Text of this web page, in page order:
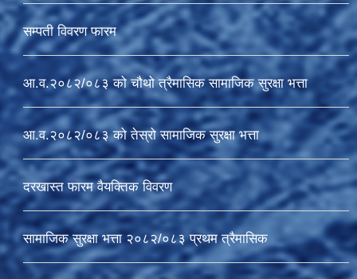
सम्पती विवरण फारम
आ.व.२०८२/०८३ को चौथो त्रैमासिक सामाजिक सुरक्षा भत्ता
आ.व.२०८२/०८३ को तेस्रो सामाजिक सुरक्षा भत्ता
दरखास्त फारम वैयक्तिक विवरण
सामाजिक सुरक्षा भत्ता २०८२/०८३ प्रथम त्रैमासिक